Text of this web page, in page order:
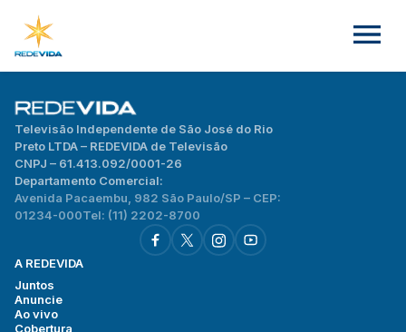
Televisão Independente de São José do Rio
Preto LTDA – REDEVIDA de Televisão
CNPJ – 61.413.092/0001-26
Departamento Comercial:
Avenida Pacaembu, 982 São Paulo/SP – CEP:
01234-000Tel: (11) 2202-8700
A REDEVIDA
Juntos
Anuncie
Ao vivo
Cobertura